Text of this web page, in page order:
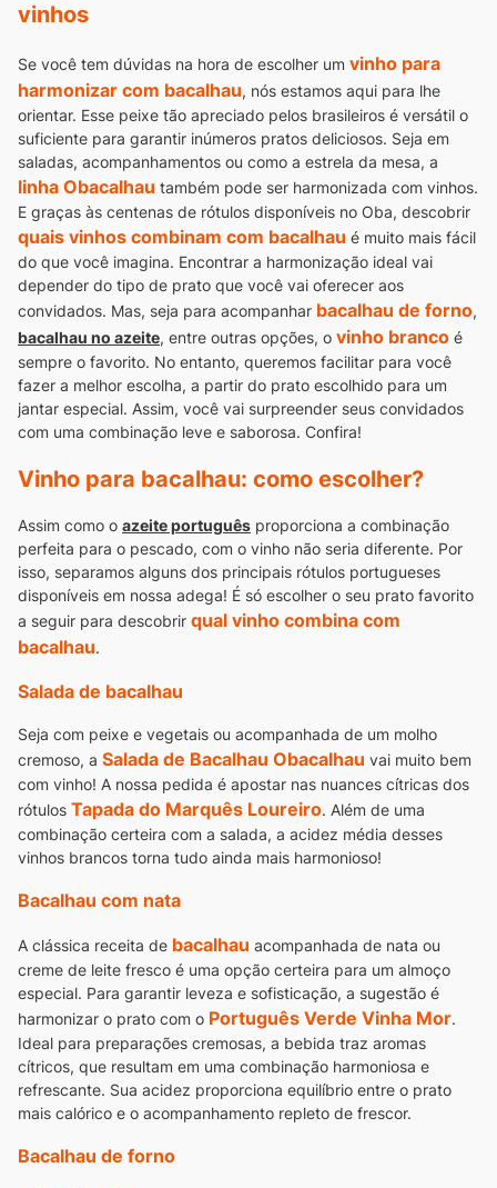
vinhos
Se você tem dúvidas na hora de escolher um vinho para
harmonizar com bacalhau, nós estamos aqui para lhe
orientar. Esse peixe tão apreciado pelos brasileiros é versátil o
suficiente para garantir inúmeros pratos deliciosos. Seja em
saladas, acompanhamentos ou como a estrela da mesa, a
linha Obacalhau também pode ser harmonizada com vinhos.
E graças às centenas de rótulos disponíveis no Oba, descobrir
quais vinhos combinam com bacalhau é muito mais fácil
do que você imagina. Encontrar a harmonização ideal vai
depender do tipo de prato que você vai oferecer aos
convidados. Mas, seja para acompanhar bacalhau de forno,
bacalhau no azeite, entre outras opções, o vinho branco é
sempre o favorito. No entanto, queremos facilitar para você
fazer a melhor escolha, a partir do prato escolhido para um
jantar especial. Assim, você vai surpreender seus convidados
com uma combinação leve e saborosa. Confira!
Vinho para bacalhau: como escolher?
Assim como o azeite português proporciona a combinação
perfeita para o pescado, com o vinho não seria diferente. Por
isso, separamos alguns dos principais rótulos portugueses
disponíveis em nossa adega! É só escolher o seu prato favorito
a seguir para descobrir qual vinho combina com
bacalhau.
Salada de bacalhau
Seja com peixe e vegetais ou acompanhada de um molho
cremoso, a Salada de Bacalhau Obacalhau vai muito bem
com vinho! A nossa pedida é apostar nas nuances cítricas dos
rótulos Tapada do Marquês Loureiro. Além de uma
combinação certeira com a salada, a acidez média desses
vinhos brancos torna tudo ainda mais harmonioso!
Bacalhau com nata
A clássica receita de bacalhau acompanhada de nata ou
creme de leite fresco é uma opção certeira para um almoço
especial. Para garantir leveza e sofisticação, a sugestão é
harmonizar o prato com o Português Verde Vinha Mor.
Ideal para preparações cremosas, a bebida traz aromas
cítricos, que resultam em uma combinação harmoniosa e
refrescante. Sua acidez proporciona equilíbrio entre o prato
mais calórico e o acompanhamento repleto de frescor.
Bacalhau de forno